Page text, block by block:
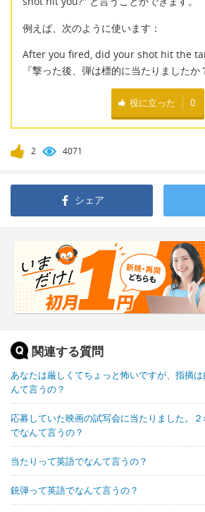
例えば、次のように使います：
After you fired, did your shot hit the
『撃った後、弾は標的に当たりましたか
役に立った 0
2 4071
シェア
関連する質問
あなたは厳しくてちょっと怖いですが、指摘
んて言うの？
応募していた映画の試写会に当たりました。
でなんて言うの？
当たりって英語でなんて言うの？
銃弾って英語でなんて言うの？